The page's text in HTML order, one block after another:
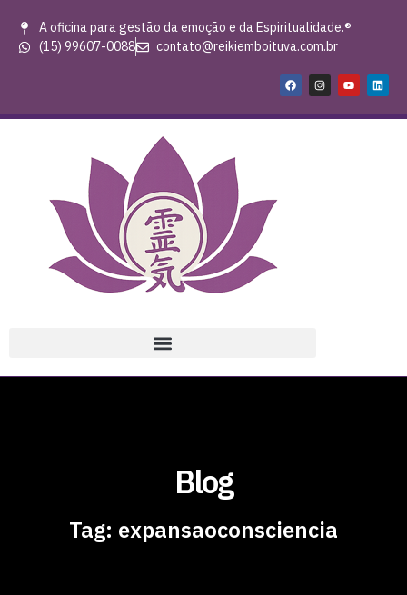
A oficina para gestão da emoção e da Espiritualidade.®
(15) 99607-0088
contato@reikiemboituva.com.br
Blog
Tag: expansaoconsciencia